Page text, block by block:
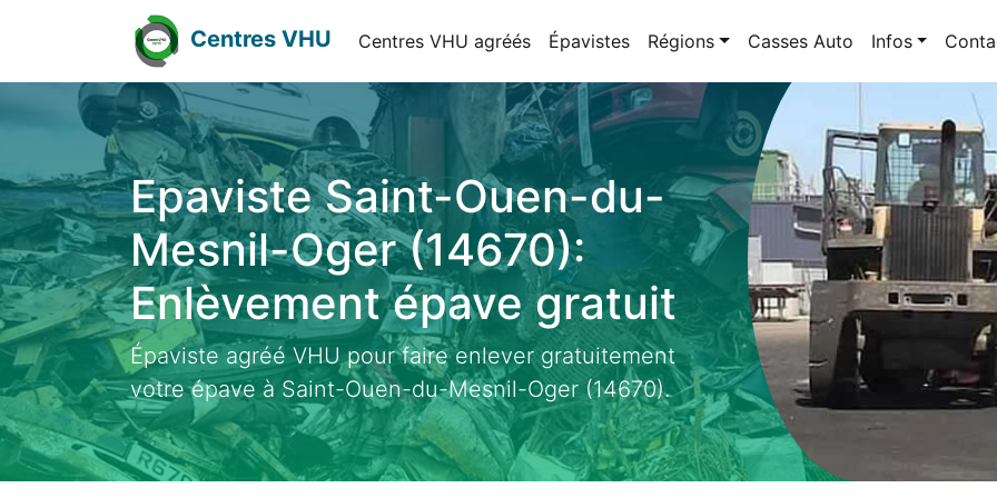
Centres VHU Centres VHU agréés Épavistes Régions Casses Auto Infos
Epaviste Saint-Ouen-du-
Mesnil-Oger (14670):
Enlèvement épave gratuit
Épaviste agréé VHU pour faire enlever gratuitement
votre épave à Saint-Ouen-du-Mesnil-Oger (14670).